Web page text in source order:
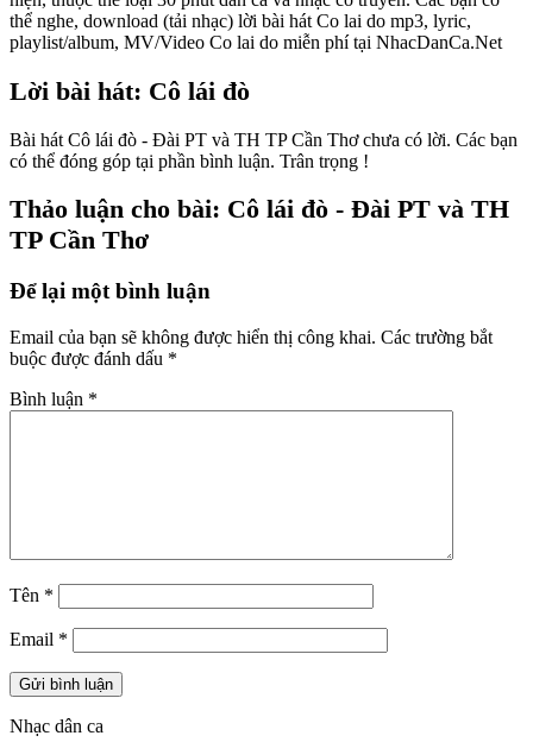
thể nghe, download (tải nhạc) lời bài hát Co lai do mp3, lyric,
playlist/album, MV/Video Co lai do miễn phí tại NhacDanCa.Net
Lời bài hát: Cô lái đò
Bài hát Cô lái đò - Đài PT và TH TP Cần Thơ chưa có lời. Các bạn
có thể đóng góp tại phần bình luận. Trân trọng !
Thảo luận cho bài: Cô lái đò - Đài PT và TH
TP Cần Thơ
Để lại một bình luận
Email của bạn sẽ không được hiển thị công khai. Các trường bắt
buộc được đánh dấu *
Bình luận *
Tên *
Email *
Nhạc dân ca